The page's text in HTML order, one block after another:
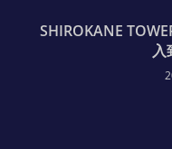
SHIROKANE
入